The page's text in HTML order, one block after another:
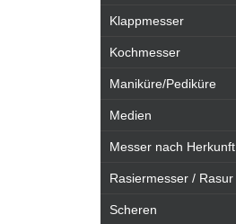
Klappmesser
Kochmesser
Maniküre/Pediküre
Medien
Messer nach Herkunft
Rasiermesser / Rasur
Scheren